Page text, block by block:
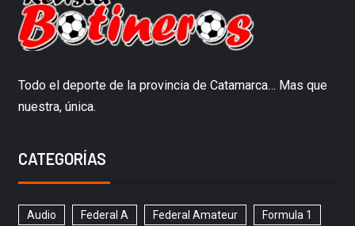
Todo el deporte de la provincia de Catamarca… Mas que
nuestra, única.
CATEGORÍAS
Audio Federal A Federal Amateur Formula 1